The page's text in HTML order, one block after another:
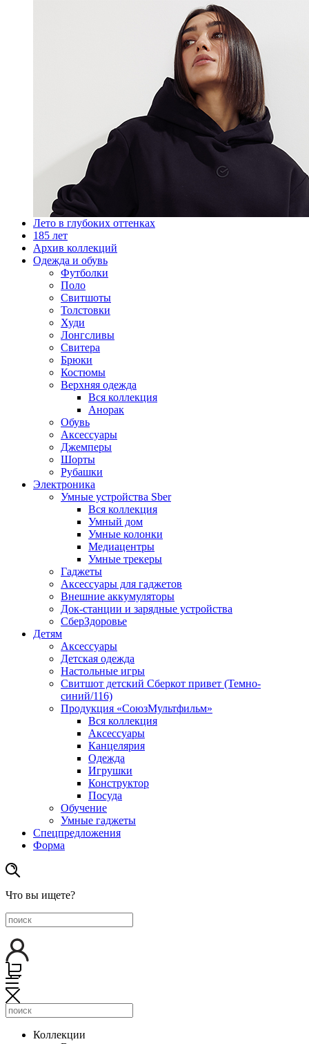
Лето в глубоких оттенках
185 лет
Архив коллекций
Одежда и обувь
Футболки
Поло
Свитшоты
Толстовки
Худи
Лонгсливы
Свитера
Брюки
Костюмы
Верхняя одежда
Вся коллекция
Анорак
Обувь
Аксессуары
Джемперы
Шорты
Рубашки
Электроника
Умные устройства Sber
Вся коллекция
Умный дом
Умные колонки
Медиацентры
Умные трекеры
Гаджеты
Аксессуары для гаджетов
Внешние аккумуляторы
Док-станции и зарядные устройства
СберЗдоровье
Детям
Аксессуары
Детская одежда
Настольные игры
Свитшот детский Сберкот привет (Темно-
синий/116)
Продукция «СоюзМультфильм»
Вся коллекция
Аксессуары
Канцелярия
Одежда
Игрушки
Конструктор
Посуда
Обучение
Умные гаджеты
Спецпредложения
Форма
Что вы ищете?
Коллекции